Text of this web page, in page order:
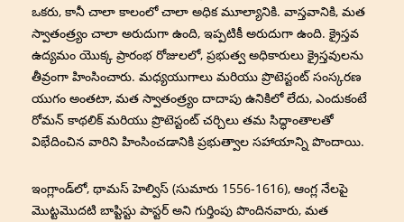
ఒకరు, కానీ చాలా కాలంలో చాలా అధిక మూల్యానికి. వాస్తవానికి, మత
స్వాతంత్ర్యం చాలా అరుదుగా ఉంది, ఇప్పటికీ అరుదుగా ఉంది. క్రైస్తవ
ఉద్యమం యొక్క ప్రారంభ రోజులలో, ప్రభుత్వ అధికారులు క్రైస్తవులను
తీవ్రంగా హింసించారు. మధ్యయుగాలు మరియు ప్రొటెస్టంట్ సంస్కరణ
యుగం అంతటా, మత స్వాతంత్ర్యం దాదాపు ఉనికిలో లేదు, ఎందుకంటే
రోమన్ కాథలిక్ మరియు ప్రొటెస్టంట్ చర్చిలు తమ సిద్ధాంతాలతో
విభేదించిన వారిని హింసించడానికి ప్రభుత్వాల సహాయాన్ని పొందాయి.
ఇంగ్లాండ్‌లో, థామస్ హెల్విస్ (సుమారు 1556-1616), ఆంగ్ల నేలపై
మొట్టమొదటి బాప్టిస్టు పాస్టర్ అని గుర్తింపు పొందినవారు, మత